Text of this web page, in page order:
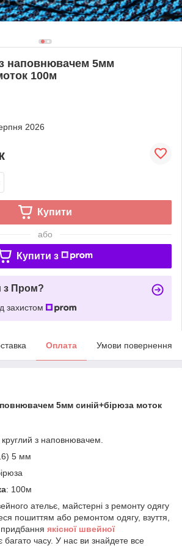
наповнювачем 5мм
100м
2026
Купити
або
Купити з
з Пром?
захистом
Оплата Умови повернення
5мм синій+бірюза моток
з наповнювачем.
5 мм
: 100м
ательє, майстерні з ремонту одягу
пошиттям або ремонтом одягу, взуття,
якісної швейної
багато часу. У нас ви знайдете все